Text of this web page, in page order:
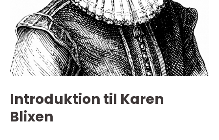
Introduktion til Karen
Blixen